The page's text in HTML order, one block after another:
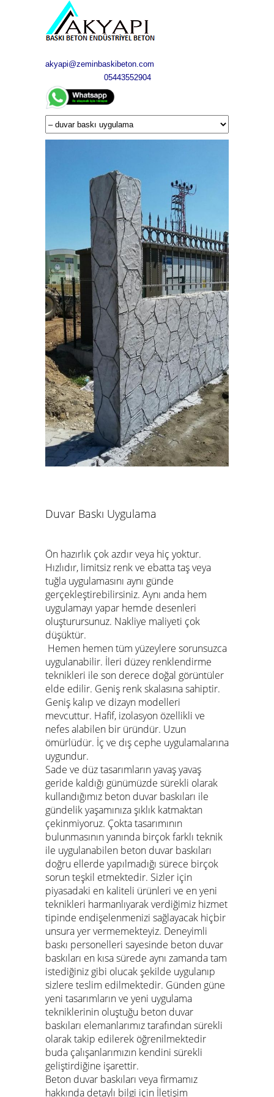
akyapi@zeminbaskibeton.com
05443552904
Duvar Baskı Uygulama
Ön hazırlık çok azdır veya hiç yoktur.
Hızlıdır, limitsiz renk ve ebatta taş veya
tuğla uygulamasını aynı günde
gerçekleştirebilirsiniz. Aynı anda hem
uygulamayı yapar hemde desenleri
oluşturursunuz. Nakliye maliyeti çok
düşüktür.
Hemen hemen tüm yüzeylere sorunsuzca
uygulanabilir. İleri düzey renklendirme
teknikleri ile son derece doğal görüntüler
elde edilir. Geniş renk skalasına sahiptir.
Geniş kalıp ve dizayn modelleri
mevcuttur. Hafif, izolasyon özellikli ve
nefes alabilen bir üründür. Uzun
ömürlüdür. İç ve dış cephe uygulamalarına
uygundur.
Sade ve düz tasarımların yavaş yavaş
geride kaldığı günümüzde sürekli olarak
kullandığımız beton duvar baskıları ile
gündelik yaşamınıza şıklık katmaktan
çekinmiyoruz. Çokta tasarımının
bulunmasının yanında birçok farklı teknik
ile uygulanabilen beton duvar baskıları
doğru ellerde yapılmadığı sürece birçok
sorun teşkil etmektedir. Sizler için
piyasadaki en kaliteli ürünleri ve en yeni
teknikleri harmanlıyarak verdiğimiz hizmet
tipinde endişelenmenizi sağlayacak hiçbir
unsura yer vermemekteyiz. Deneyimli
baskı personelleri sayesinde beton duvar
baskıları en kısa sürede aynı zamanda tam
istediğiniz gibi olucak şekilde uygulanıp
sizlere teslim edilmektedir. Günden güne
yeni tasarımların ve yeni uygulama
tekniklerinin oluştuğu beton duvar
baskıları elemanlarımız tarafından sürekli
olarak takip edilerek öğrenilmektedir
buda çalışanlarımızın kendini sürekli
geliştirdiğine işarettir.
Beton duvar baskıları veya firmamız
hakkında detaylı bilgi için İletişim